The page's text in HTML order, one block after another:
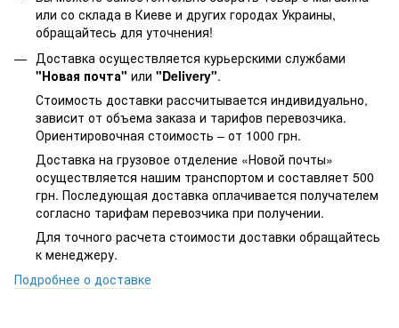
или со склада в Киеве и других городах Украины,
обращайтесь для уточнения!
Доставка осуществляется курьерскими службами
"Новая почта" или "Delivery".
Стоимость доставки рассчитывается индивидуально,
зависит от объема заказа и тарифов перевозчика.
Ориентировочная стоимость – от 1000 грн.
Доставка на грузовое отделение «Новой почты»
осуществляется нашим транспортом и составляет 500
грн. Последующая доставка оплачивается получателем
согласно тарифам перевозчика при получении.
Для точного расчета стоимости доставки обращайтесь
к менеджеру.
Подробнее о доставке